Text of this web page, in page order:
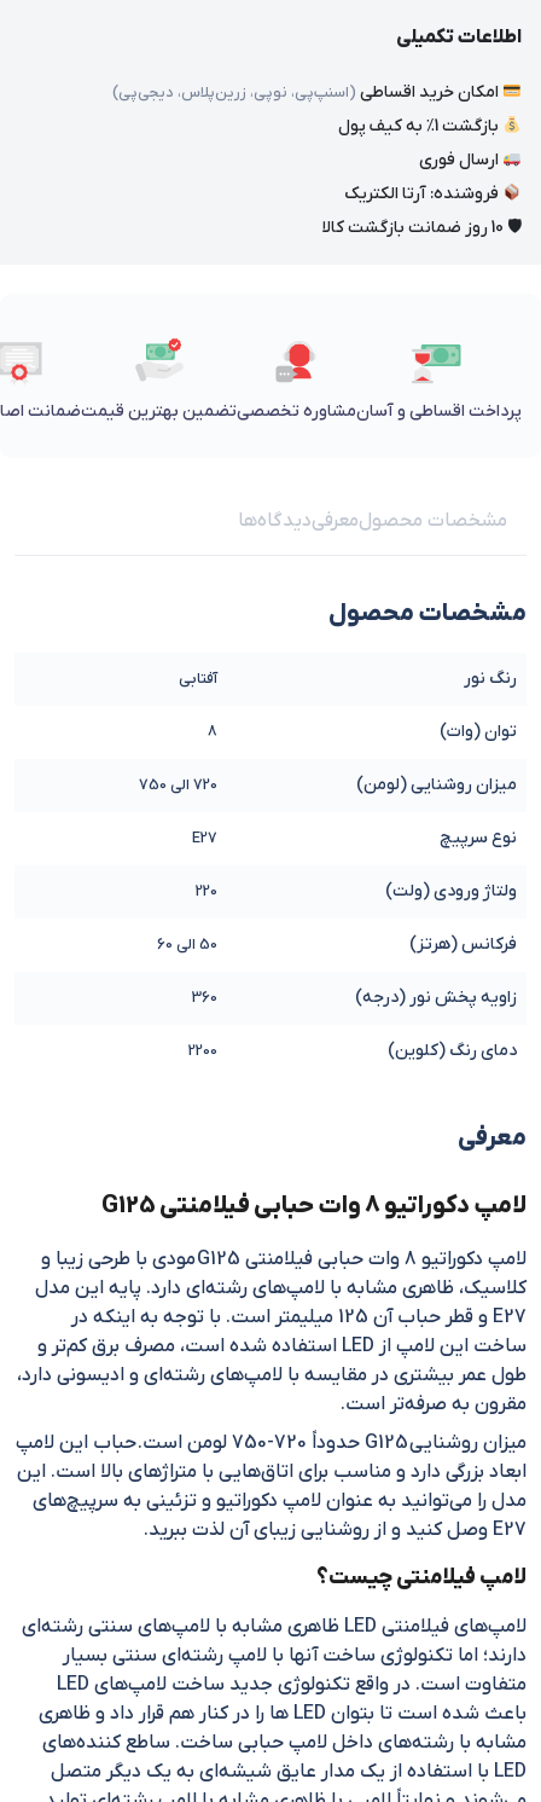
اطلاعات تکمیلی
امکان خرید اقساطی (اسنپ‌پی، نوپی، زرین‌پلاس، دیجی‌پی)
بازگشت 1٪ به کیف پول
ارسال فوری
فروشنده: آرتا الکتریک
🛡 10 روز ضمانت بازگشت کالا
پرداخت اقساطی و آسانمشاوره تخصصیتضمین بهترین قیمتضمانت
مشخصات محصولمعرفیدیدگاه‌ها
مشخصات محصول
رنگ نور آفتابی
توان (وات) 8
میزان روشنایی (لومن) 720 الی 750
نوع سرپیچ E27
ولتاژ ورودی (ولت) 220
فرکانس (هرتز) 50 الی 60
زاویه پخش نور (درجه) 360
دمای رنگ (کلوین) 2200
معرفی
لامپ دکوراتیو 8 وات حبابی فیلامنتی G125
لامپ دکوراتیو 8 وات حبابی فیلامنتی G125 مودی با طرحی زیبا و
کلاسیک، ظاهری مشابه با لامپ‌های رشته‌ای دارد. پایه این مدل
E27 و قطر حباب آن 125 میلیمتر است. با توجه به اینکه در
ساخت این لامپ از LED استفاده شده است، مصرف برق کم‌تر و
طول عمر بیشتری در مقایسه با لامپ‌های رشته‌ای و ادیسونی دارد،
مقرون به صرفه‌تر است.
میزان روشنایی G125 حدوداً 720-750 لومن است. حباب این لامپ
ابعاد بزرگی دارد و مناسب برای اتاق‌هایی با متراژهای بالا است. این
مدل را می‌توانید به عنوان لامپ دکوراتیو و تزئینی به سرپیچ‌های
E27 وصل کنید و از روشنایی زیبای آن لذت ببرید.
لامپ فیلامنتی چیست؟
لامپ‌های فیلامنتی LED ظاهری مشابه با لامپ‌های سنتی رشته‌ای
دارند؛ اما تکنولوژی ساخت آنها با لامپ‌ رشته‌ای سنتی بسیار
متفاوت است. در واقع تکنولوژی جدید ساخت لامپ‌های LED
باعث شده است تا بتوان LED ها را در کنار هم قرار داد و ظاهری
مشابه با رشته‌های داخل لامپ حبابی ساخت. ساطع کننده‌های
LED با استفاده از یک مدار عایق شیشه‌ای به یک دیگر متصل